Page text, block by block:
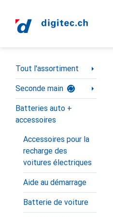
Navigation par catégorie
Tout l'assortiment
Seconde main
Batteries auto +
accessoires
Accessoires pour la
recharge des
voitures électriques
Aide au démarrage
Batterie de voiture